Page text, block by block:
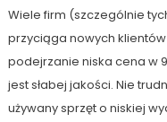
Wiele firm (szczególnie
przyciąga nowych
podejrzanie niska cena w
jest słabej jakości. Nie
używany sprzęt o niskiej